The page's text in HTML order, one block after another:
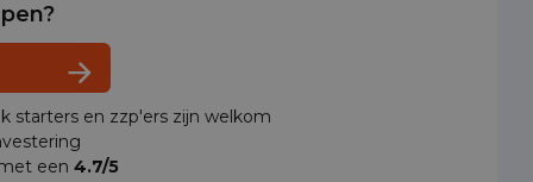
starters en zzp'ers zijn welkom
een 4.7/5